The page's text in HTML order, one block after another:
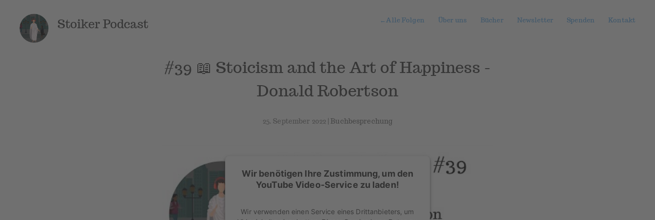
Stoiker Podcast ←Alle Folgen Über uns Bücher Newsletter Spenden Kontakt
#39 📖 Stoicism and the Art of Happiness -
Donald Robertson
25. September 2022 |Buchbesprechung
Wir benötigen Ihre Zustimmung, um den
YouTube Video-Service zu laden!
Wir verwenden einen Service eines Drittanbieters, um